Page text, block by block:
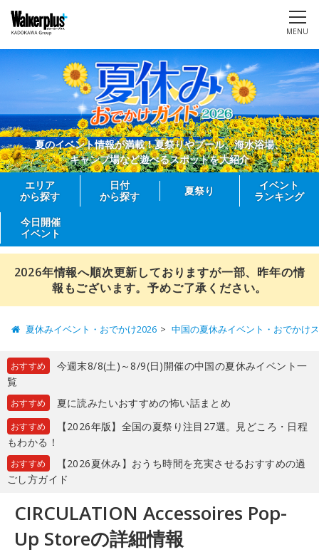
MENU
夏のイベント情報が満載！夏祭りやプール、海水浴場、
キャンプ場など遊べるスポットを大紹介
エリア
から探す
日付
から探す
夏祭り
イベント
ランキング
今日開催
イベント
2026年情報へ順次更新しておりますが一部、昨年の情
報もございます。予めご了承ください。
夏休みイベント・おでかけ2026 中国の夏休みイベント・おでかけ
おすすめ
今週末8/8(土)～8/9(日)開催の中国の夏休みイベント一
覧
おすすめ 夏に読みたいおすすめの怖い話まとめ
おすすめ
【2026年版】全国の夏祭り注目27選。見どころ・日程
もわかる！
おすすめ
【2026夏休み】おうち時間を充実させるおすすめの過
ごし方ガイド
CIRCULATION Accessoires Pop-
Up Storeの詳細情報